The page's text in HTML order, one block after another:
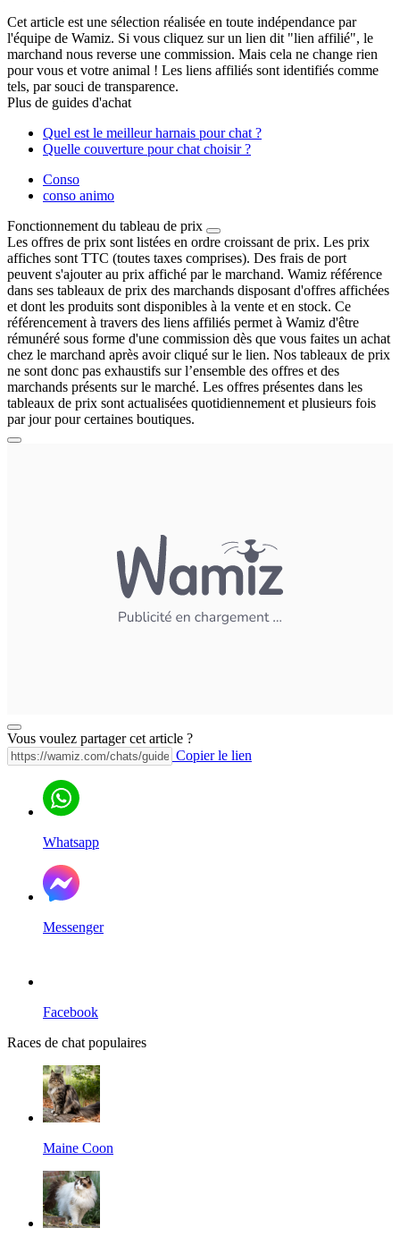
Cet article est une sélection réalisée en toute indépendance par
l'équipe de Wamiz. Si vous cliquez sur un lien dit "lien affilié", le
marchand nous reverse une commission. Mais cela ne change rien
pour vous et votre animal ! Les liens affiliés sont identifiés comme
tels, par souci de transparence.
Plus de guides d'achat
Quel est le meilleur harnais pour chat ?
Quelle couverture pour chat choisir ?
Conso
conso animo
Fonctionnement du tableau de prix
Les offres de prix sont listées en ordre croissant de prix. Les prix
affiches sont TTC (toutes taxes comprises). Des frais de port
peuvent s'ajouter au prix affiché par le marchand. Wamiz référence
dans ses tableaux de prix des marchands disposant d'offres affichées
et dont les produits sont disponibles à la vente et en stock. Ce
référencement à travers des liens affiliés permet à Wamiz d'être
rémunéré sous forme d'une commission dès que vous faites un achat
chez le marchand après avoir cliqué sur le lien. Nos tableaux de prix
ne sont donc pas exhaustifs sur l’ensemble des offres et des
marchands présents sur le marché. Les offres présentes dans les
tableaux de prix sont actualisées quotidiennement et plusieurs fois
par jour pour certaines boutiques.
Vous voulez partager cet article ?
Copier le lien
Whatsapp
Messenger
Facebook
Races de chat populaires
Maine Coon